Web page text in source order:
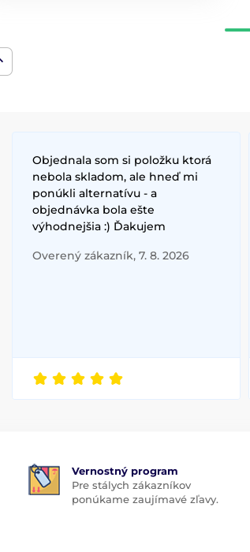
Objednala som si položku ktorá
nebola skladom, ale hneď mi
ponúkli alternatívu - a
objednávka bola ešte
výhodnejšia :) Ďakujem
Overený zákazník, 7. 8. 2026
Vernostný program
Pre stálych zákazníkov
ponúkame zaujímavé zľavy.